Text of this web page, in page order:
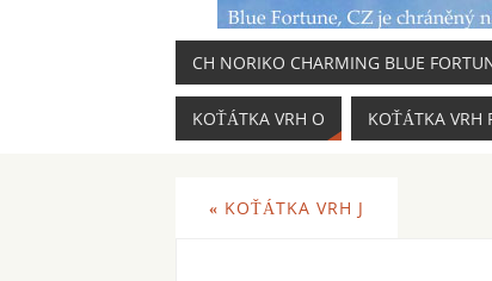
CH NORIKO CHARMING BLUE
KOŤÁTKA VRH O KOŤÁTKA VRH
« KOŤÁTKA VRH J